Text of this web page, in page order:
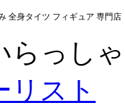
全身タイツ フィギュア 専門店
らっし
リスト